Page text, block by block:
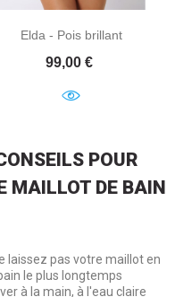
Elda - Pois brillant
Prix
99,00 €
POUR
MAILLOT DE BAIN
laissez pas votre maillot en
le plus longtemps
à la main, à l'eau claire